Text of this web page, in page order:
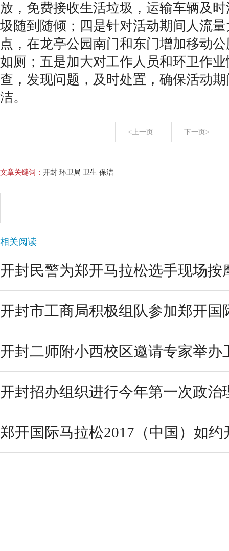
放，免费接收生活垃圾，运输车辆及
圾随到随倾；四是针对活动期间人流
点，在龙亭公园南门和东门增加移动
如厕；五是加大对工作人员和环卫作
查，发现问题，及时处置，确保活动
洁。
<上一页 下一页>
文章关键词： 开封 环卫局 卫生 保洁
相关阅读
开封民警为郑开马拉松选手现场按
开封市工商局积极组队参加郑开国
开封二师附小西校区邀请专家举办
开封招办组织进行今年第一次政治
郑开国际马拉松2017（中国）如约